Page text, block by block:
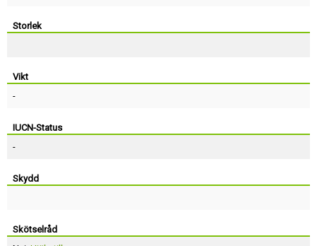
Storlek
Vikt
-
IUCN-Status
-
Skydd
Skötselråd